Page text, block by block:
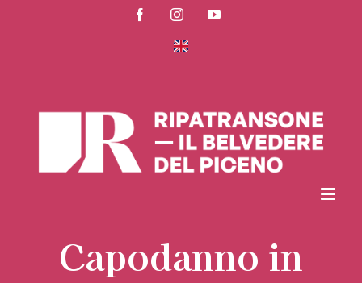
FacebookInstagramYouTube
Capodanno in